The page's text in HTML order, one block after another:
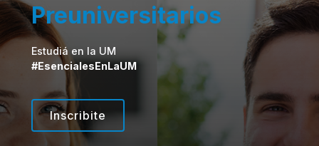
Preuniversitarios
Estudiá en la UM
#EsencialesEnLaUM
Inscribite